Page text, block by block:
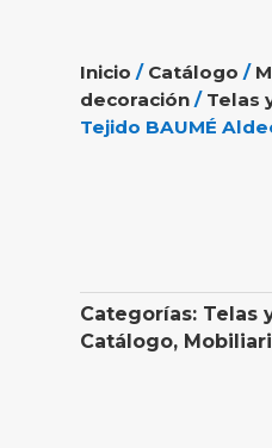
Inicio / Catálogo /
decoración / Telas
Tejido BAUMÉ
Categorías: Telas
Catálogo,